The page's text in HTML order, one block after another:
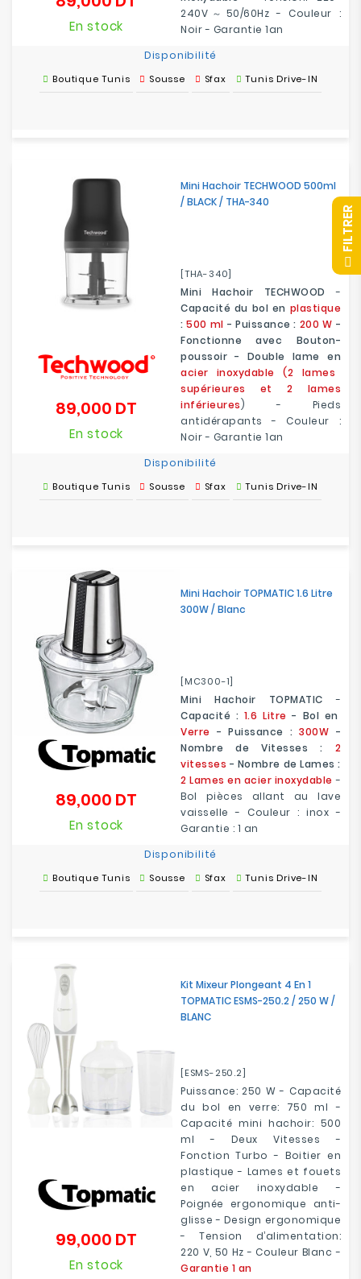
240V～50/60Hz - Couleur :
Noir - Garantie 1an
En stock
Disponibilité
Boutique Tunis Sousse Sfax Tunis Drive-IN
Mini Hachoir TECHWOOD 500ml
/ BLACK / THA-340
[THA-340]
Mini Hachoir TECHWOOD -
Capacité du bol en plastique
: 500 ml - Puissance : 200 W -
Fonctionne avec Bouton-
poussoir - Double lame en
acier inoxydable (2 lames
supérieures et 2 lames
inférieures) - Pieds
antidérapants - Couleur :
Noir - Garantie 1an
89,000 DT
En stock
Disponibilité
Boutique Tunis Sousse Sfax Tunis Drive-IN
Mini Hachoir TOPMATIC 1.6 Litre
300W / Blanc
[MC300-1]
Mini Hachoir TOPMATIC -
Capacité : 1.6 Litre - Bol en
Verre - Puissance :300W -
Nombre de Vitesses : 2
vitesses - Nombre de Lames :
2 Lames en acier inoxydable -
Bol pièces allant au lave
vaisselle - Couleur : inox -
Garantie : 1 an
89,000 DT
En stock
Disponibilité
Boutique Tunis Sousse Sfax Tunis Drive-IN
Kit Mixeur Plongeant 4 En 1
TOPMATIC ESMS-250.2 / 250 W /
BLANC
[ESMS-250.2]
Puissance: 250 W - Capacité
du bol en verre: 750 ml -
Capacité mini hachoir: 500
ml - Deux Vitesses -
Fonction Turbo - Boitier en
plastique - Lames et fouets
en acier inoxydable -
Poignée ergonomique anti-
glisse - Design ergonomique
- Tension d’alimentation:
220 V, 50 Hz - Couleur Blanc -
Garantie 1 an
99,000 DT
En stock
R